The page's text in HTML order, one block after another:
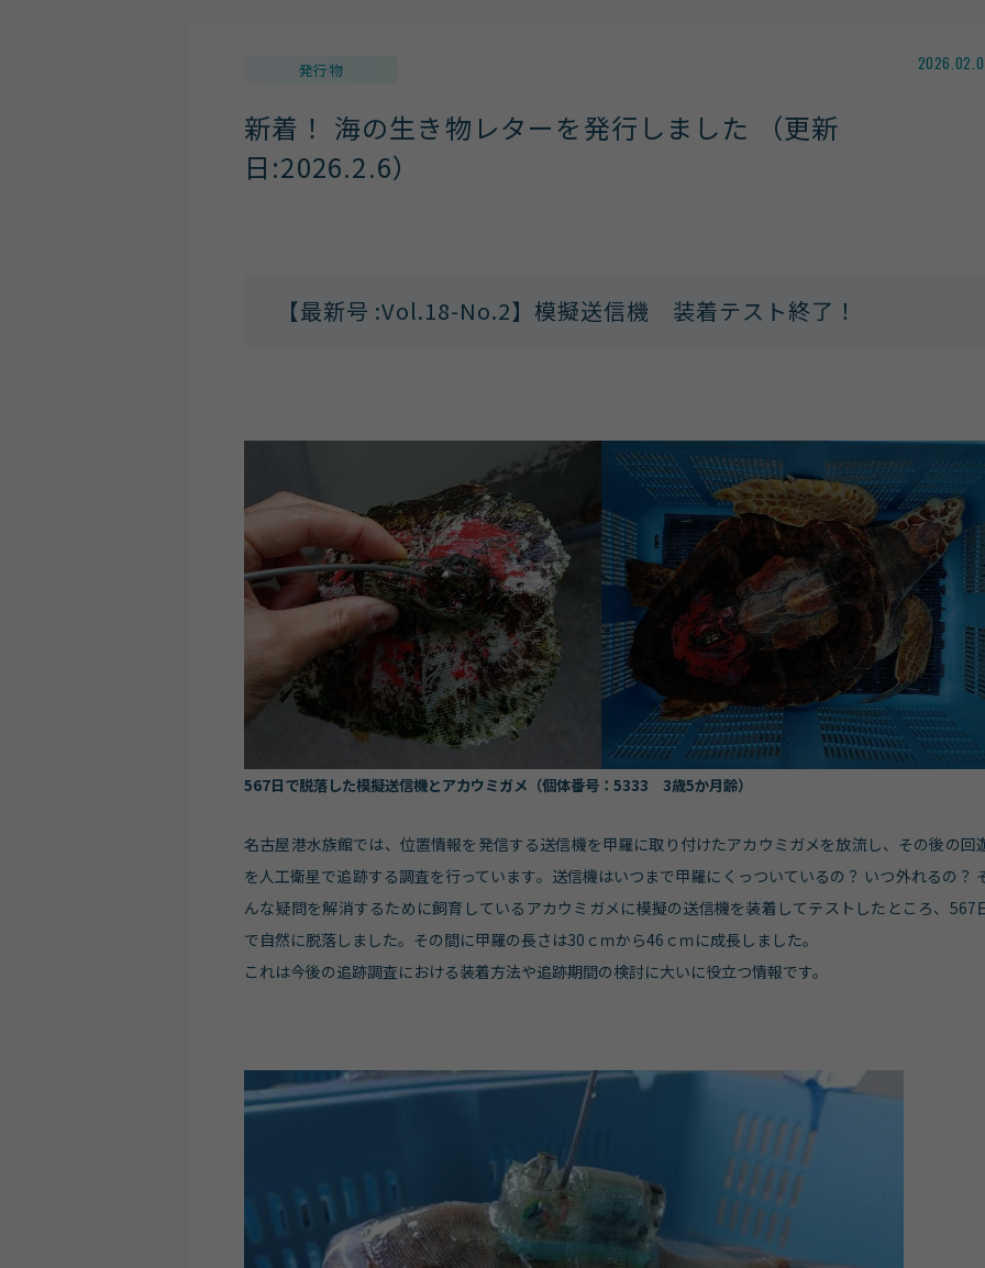
発行物
新着！ 海の生き物レターを発行しました （更新
日:2026.2.6）
【最新号 :Vol.18-No.2】 模擬送信機 装着テスト終了！
567日で脱落した模擬送信機とアカウミガメ（個体番号：5333 3歳5か月齢）
名古屋港水族館では、位置情報を発信する送信機を甲羅に取り付けたアカウミガメを放流し、その後の回
を人工衛星で追跡する調査を行っています。送信機はいつまで甲羅にくっついているの？ いつ外れるの？
んな疑問を解消するために飼育しているアカウミガメに模擬の送信機を装着してテストしたところ、567
で自然に脱落しました。その間に甲羅の長さは30ｃｍから46ｃｍに成長しました。
これは今後の追跡調査における装着方法や追跡期間の検討に大いに役立つ情報です。